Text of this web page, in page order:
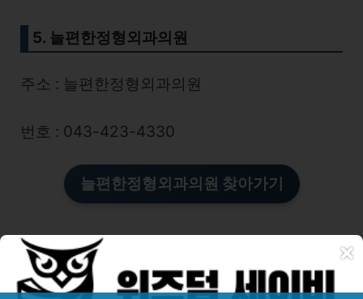
5. 늘편한정형외과의원
주소 : 늘편한정형외과의원
번호 : 043-423-4330
늘편한정형외과의원 찾아가기
×